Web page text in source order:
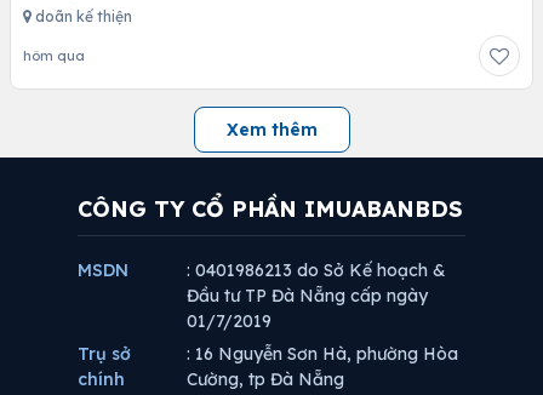
doãn kế thiện
hôm qua
Xem thêm
CÔNG TY CỔ PHẦN IMUABANBDS
MSDN
: 0401986213 do Sở Kế hoạch &
Đầu tư TP Đà Nẵng cấp ngày
01/7/2019
Trụ sở
chính
: 16 Nguyễn Sơn Hà, phường Hòa
Cường, tp Đà Nẵng